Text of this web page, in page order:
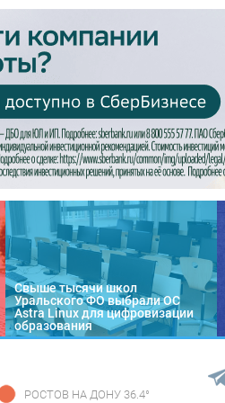
Свыше тысячи школ
Уральского ФО выбрали ОС
Astra Linux для цифровизации
образования
РОСТОВ НА ДОНУ 36.4°